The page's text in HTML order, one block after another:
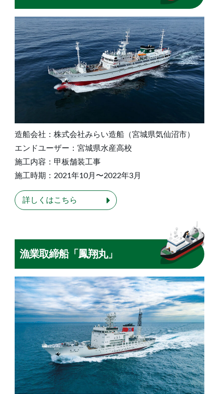
造船会社：株式会社みらい造船（宮城県気仙沼市）
エンドユーザー：宮城県水産高校
施工内容：甲板舗装工事
施工時期：2021年10月〜2022年3月
詳しくはこちら
漁業取締船「鳳翔丸」